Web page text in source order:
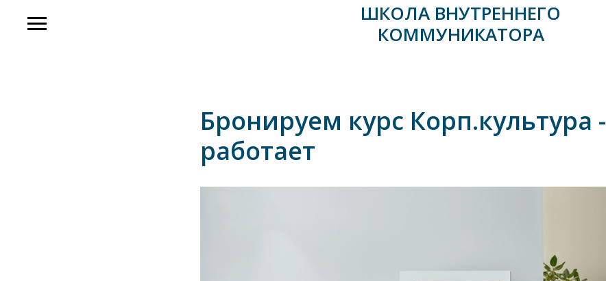
ШКОЛА ВНУТРЕННЕГО
КОММУНИКАТОРА
Бронируем курс Корп.культура -
работает